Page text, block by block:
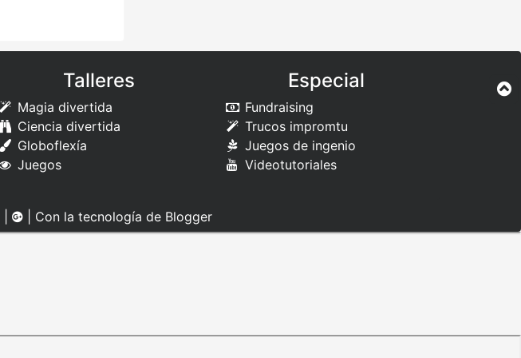
Talleres
Magia divertida
Ciencia divertida
Globoflexía
Juegos
Especial
Fundraising
Trucos impromtu
Juegos de ingenio
Videotutoriales
| Con la tecnología de Blogger